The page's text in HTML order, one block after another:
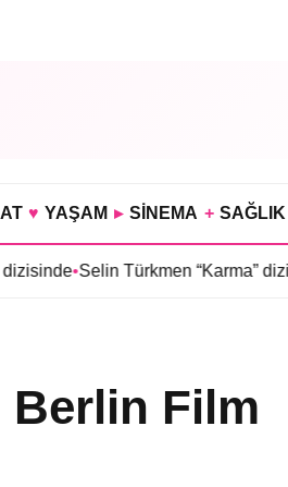
♥ YAŞAM ▸ SİNEMA + SAĞLIK
Türkmen “Karma” dizisinde
Berlin Film